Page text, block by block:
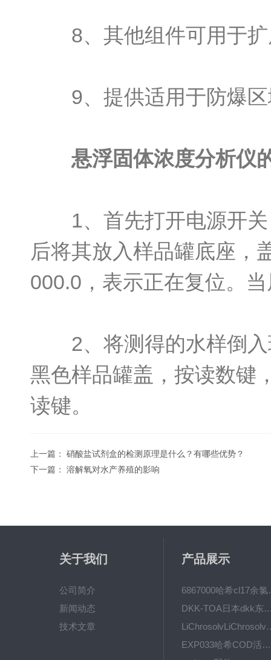
8、其他组件可用于扩
9、提供适用于防爆区
悬浮固体浓度分析仪
1、首先打开电源开关
后将其放入样品罐底座，
000.0，表示正在复位。
2、将测得的水样倒入
黑色样品罐盖，按读数键
读键。
上一篇： 硝酸盐试剂盒的检测原理是什么？有哪些优势？
下一篇： 溶解氧对水产养殖的影响
关于我们
公司简介
新闻动态
技术文章
产品展示
6867000
DKK-TOA日本dkk东亚电
EXP033哈希COD活塞泵价格 EXP033